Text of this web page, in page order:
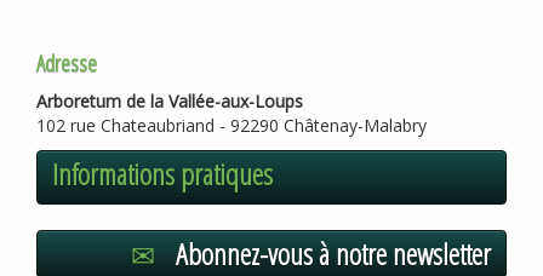
Adresse
Arboretum de la Vallée-aux-Loups
102 rue Chateaubriand - 92290 Châtenay-Malabry
Informations pratiques
Abonnez-vous à notre newsletter